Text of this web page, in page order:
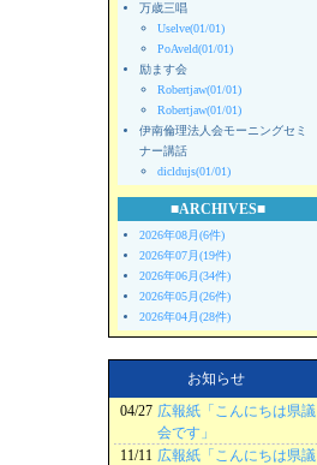
万歳三唱
Uselve(01/01)
PoAveld(01/01)
励ます会
Robertjaw(01/01)
Robertjaw(01/01)
伊南倫理法人会モーニングセミ
ナー講話
dicldujs(01/01)
■ARCHIVES■
2026年08月(6件)
2026年07月(19件)
2026年06月(34件)
2026年05月(26件)
2026年04月(28件)
お知らせ
04/27 広報紙「こんにちは県議
会です」
11/11 広報紙「こんにちは県議